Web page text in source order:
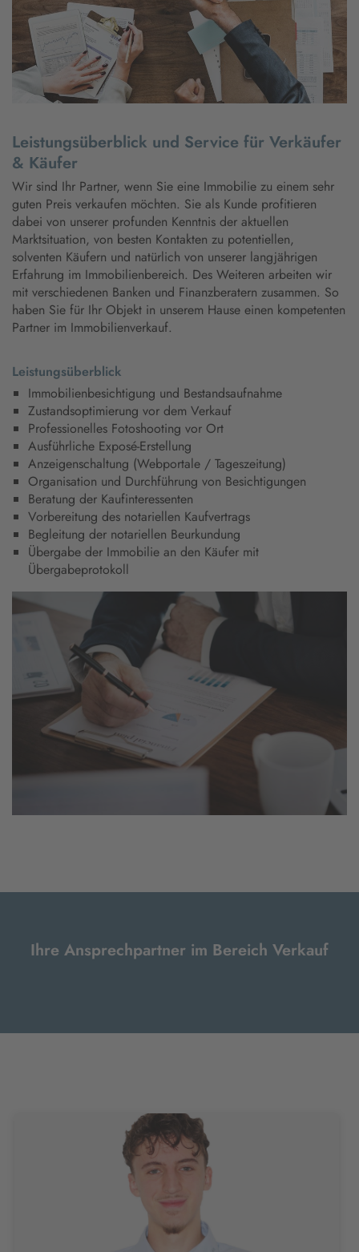
Leistungsüberblick und Service für Verkäufer
& Käufer
Wir sind Ihr Partner, wenn Sie eine Immobilie zu einem sehr
guten Preis verkaufen möchten. Sie als Kunde profitieren
dabei von unserer profunden Kenntnis der aktuellen
Marktsituation, von besten Kontakten zu potentiellen,
solventen Käufern und natürlich von unserer langjährigen
Erfahrung im Immobilienbereich. Des Weiteren arbeiten wir
mit verschiedenen Banken und Finanzberatern zusammen. So
haben Sie für Ihr Objekt in unserem Hause einen kompetenten
Partner im Immobilienverkauf.
Leistungsüberblick
Immobilienbesichtigung und Bestandsaufnahme
Zustandsoptimierung vor dem Verkauf
Professionelles Fotoshooting vor Ort
Ausführliche Exposé-Erstellung
Anzeigenschaltung (Webportale / Tageszeitung)
Organisation und Durchführung von Besichtigungen
Beratung der Kaufinteressenten
Vorbereitung des notariellen Kaufvertrags
Begleitung der notariellen Beurkundung
Übergabe der Immobilie an den Käufer mit
Übergabeprotokoll
Ihre Ansprechpartner im Bereich Verkauf